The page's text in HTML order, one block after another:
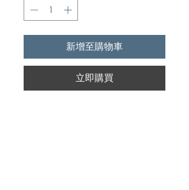
新增至購物車
立即購買